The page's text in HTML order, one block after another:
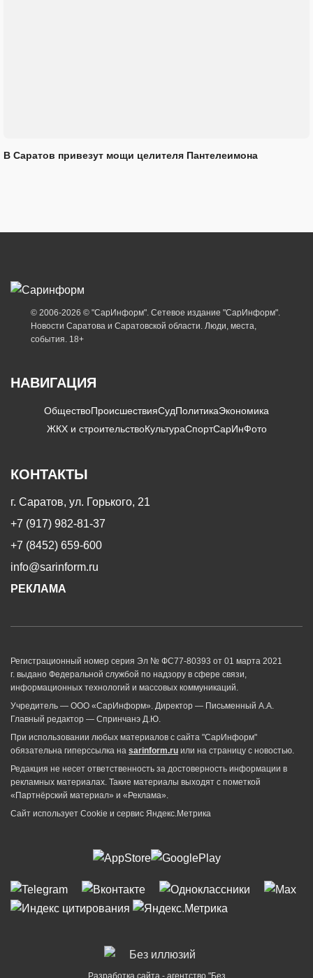
В Саратов привезут мощи целителя Пантелеимона
© 2006-2026 © "СарИнформ". Сетевое издание "СарИнформ".
Новости Саратова и Саратовской области. Люди, места,
события. 18+
НАВИГАЦИЯ
ОбществоПроисшествияСудПолитикаЭкономика
ЖКХ и строительствоКультураСпортСарИнФото
КОНТАКТЫ
г. Саратов, ул. Горького, 21
+7 (917) 982-81-37
+7 (8452) 659-600
info@sarinform.ru
РЕКЛАМА
Регистрационный номер серия Эл № ФС77-80393 от 01 марта 2021
г. выдано Федеральной службой по надзору в сфере связи,
информационных технологий и массовых коммуникаций.
Учредитель — ООО «СарИнформ». Директор — Письменный А.А.
Главный редактор — Спринчанэ Д.Ю.
При использовании любых материалов с сайта "СарИнформ"
обязательна гиперссылка на sarinform.ru или на страницу с новостью.
Редакция не несет ответственность за достоверность информации в
рекламных материалах. Такие материалы выходят с пометкой
«Партнёрский материал» и «Реклама».
Сайт использует Cookie и сервиc Яндекс.Метрика
Разработка сайта - агентство "Без